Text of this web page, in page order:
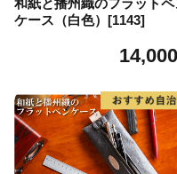
和紙と播州織のフラットペ
ケース（白色）[1143]
14,000